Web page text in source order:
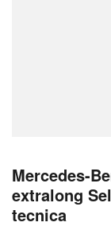
Mercedes-
extralong
tecnica